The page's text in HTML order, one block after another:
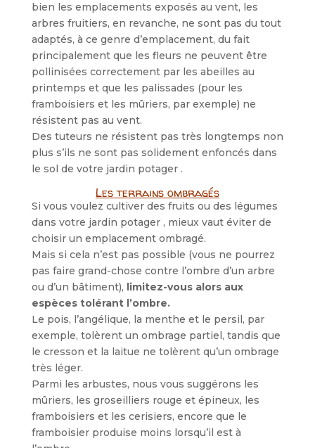
bien les emplacements exposés au vent, les
arbres fruitiers, en revanche, ne sont pas du tout
adaptés, à ce genre d’emplacement, du fait
principalement que les fleurs ne peuvent être
pollinisées correctement par les abeilles au
printemps et que les palissades (pour les
framboisiers et les mûriers, par exemple) ne
résistent pas au vent.
Des tuteurs ne résistent pas très longtemps non
plus s’ils ne sont pas solidement enfoncés dans
le sol de votre jardin potager .
Les terrains ombragés
Si vous voulez cultiver des fruits ou des légumes
dans votre jardin potager , mieux vaut éviter de
choisir un emplacement ombragé.
Mais si cela n’est pas possible (vous ne pourrez
pas faire grand-chose contre l’ombre d’un arbre
ou d’un bâtiment), limitez-vous alors aux
espèces tolérant l’ombre.
Le pois, l’angélique, la menthe et le persil, par
exemple, tolèrent un ombrage partiel, tandis que
le cresson et la laitue ne tolèrent qu’un ombrage
très léger.
Parmi les arbustes, nous vous suggérons les
mûriers, les groseilliers rouge et épineux, les
framboisiers et les cerisiers, encore que le
framboisier produise moins lorsqu’il est à